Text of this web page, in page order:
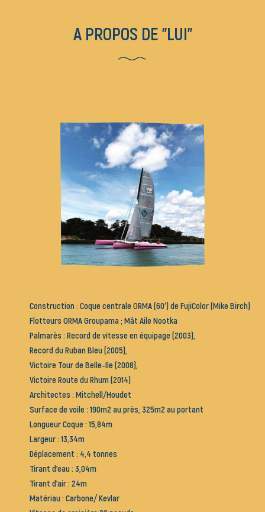
A PROPOS DE "LUI"
Construction: Coque centrale ORMA (60′) de FujiColor (Mike Birch)
Flotteurs ORMA Groupama ; Mât Aile Nootka
Palmarès : Record de vitesse en équipage (2003),
Record du Ruban Bleu (2005),
Victoire Tour de Belle-Ile (2008),
Victoire Route du Rhum (2014)
Architectes : Mitchell/Houdet
Surface de voile: 190m2 au près, 325m2 au portant
Longueur Coque: 15,84m
Largeur: 13,34m
Déplacement : 4,4 tonnes
Tirant d’eau: 3,04m
Tirant d’air: 24m
Matériau: Carbone/ Kevlar